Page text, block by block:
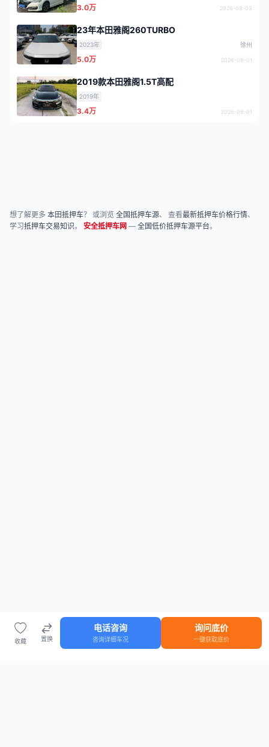
3.0万 2026-08-03
23年本田雅阁260TURBO
2023年 徐州
5.0万 2026-08-01
2019款本田雅阁1.5T高配
2019年
3.4万 2026-08-01
收藏 置换
电话咨询
咨询详细车况
询问底价
一键获取底价
想了解更多 本田抵押车？ 或浏览 全国抵押车源、 查看最新抵押车价格行情、
学习抵押车交易知识。 安全抵押车网 — 全国低价抵押车源平台。
车源 知识 登录